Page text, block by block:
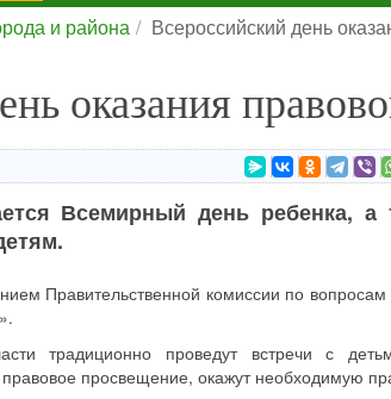
и района Всероссийский день
оказания
Всемирный день ребенка, а
Правительственной комиссии по
традиционно проведут встречи с
просвещение, окажут необходимую